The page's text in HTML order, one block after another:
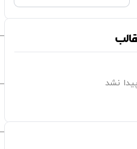
نشد